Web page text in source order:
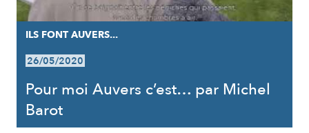
ILS FONT AUVERS...
26/05/2020
Pour moi Auvers c’est… par Michel
Barot